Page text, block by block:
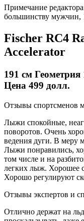
Примечание
большинству мужчин,
Fischer RC4
Accelerator
191 см
Цена 499 долл.
Отзывы спортсменов
Лыжи спокойные,
поворотов. Очень
ведения дуги. В меру
Лыжи понравились,
том числе и на
легких лыж. Хорошее
Хорошо регулируют
Отзывы экспертов и
Отлично держат на